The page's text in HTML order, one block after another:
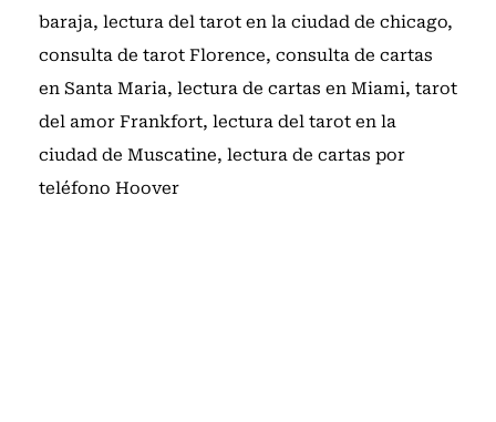
baraja, lectura del tarot en la ciudad de chicago,
consulta de tarot Florence, consulta de cartas
en Santa Maria, lectura de cartas en Miami, tarot
del amor Frankfort, lectura del tarot en la
ciudad de Muscatine, lectura de cartas por
teléfono Hoover